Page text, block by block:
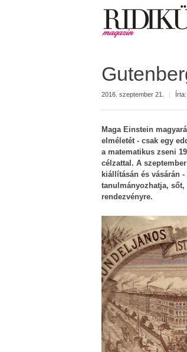
2016. szeptember 21. | Írta:
Maga Einstein
elméletét - csak egy
a matematikus zseni
célzattal. A
kiállításán és vásárán
tanulmányozhatja,
rendezvényre.